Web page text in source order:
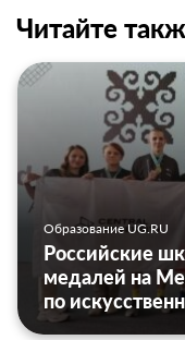
Читайте
Образование UG.RU
Российские
медалей на
по